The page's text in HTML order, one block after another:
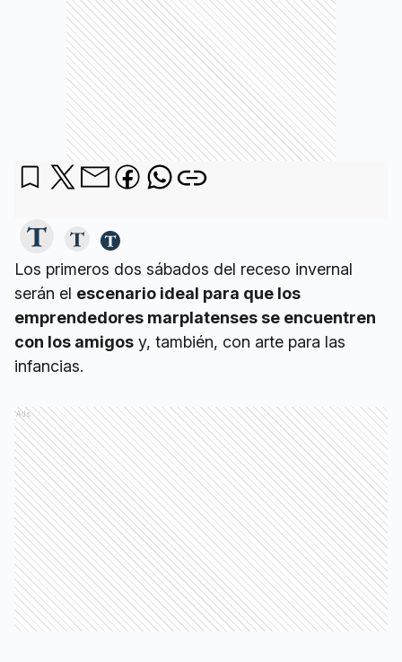
Los primeros dos sábados del receso invernal
serán el escenario ideal para que los
emprendedores marplatenses se encuentren
con los amigos y, también, con arte para las
infancias.
Ads